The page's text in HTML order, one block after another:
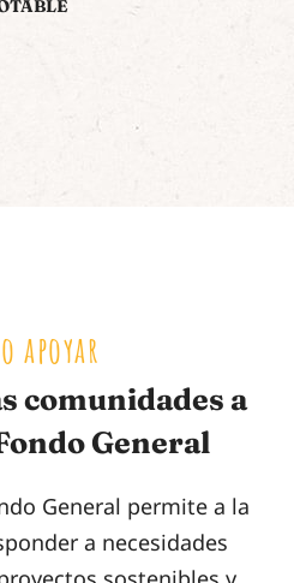
apoyar
comunidades a
General
General permite a la
a necesidades